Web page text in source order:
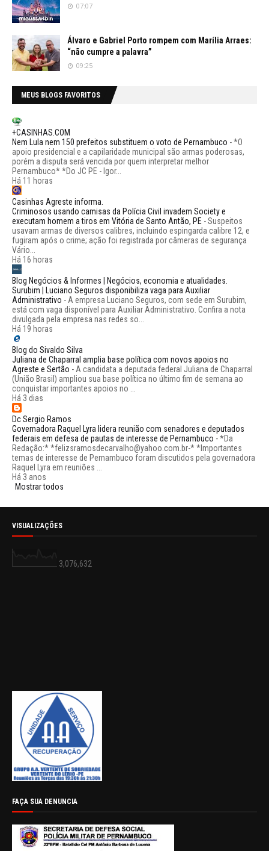
07:07
Álvaro e Gabriel Porto rompem com Marília Arraes:
“não cumpre a palavra”
09:25
MEUS BLOGS FAVORITOS
+CASINHAS.COM
Nem Lula nem 150 prefeitos substituem o voto de Pernambuco -*O
apoio presidencial e a capilaridade municipal são armas poderosas,
porém a disputa será vencida por quem interpretar melhor
Pernambuco* *Do JC PE - Igor...
Há 11 horas
Casinhas Agreste informa.
Criminosos usando camisas da Polícia Civil invadem Society e
executam homem a tiros em Vitória de Santo Antão, PE -Suspeitos
usavam armas de diversos calibres, incluindo espingarda calibre 12, e
fugiram após o crime; ação foi registrada por câmeras de segurança
Vário...
Há 16 horas
Blog Negócios & Informes | Negócios, economia e atualidades.
Surubim | Luciano Seguros disponibiliza vaga para Auxiliar
Administrativo - A empresa Luciano Seguros, com sede em Surubim,
está com vaga disponível para Auxiliar Administrativo. Confira a nota
divulgada pela empresa nas redes so...
Há 19 horas
Blog do Sivaldo Silva
Juliana de Chaparral amplia base política com novos apoios no
Agreste e Sertão - A candidata a deputada federal Juliana de Chaparral
(União Brasil) ampliou sua base política no último fim de semana ao
conquistar importantes apoios no ...
Há 3 dias
Dc Sergio Ramos
Governadora Raquel Lyra lidera reunião com senadores e deputados
federais em defesa de pautas de interesse de Pernambuco -*Da
Redação:* *felizsramosdecarvalho@yahoo.com.br-* *Importantes
temas de interesse de Pernambuco foram discutidos pela governadora
Raquel Lyra em reuniões ...
Há 3 anos
Mostrar todos
VISUALIZAÇÕES
3,076,632
FAÇA SUA DENUNCIA